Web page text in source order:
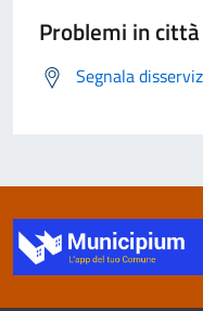
Problemi in città
Segnala